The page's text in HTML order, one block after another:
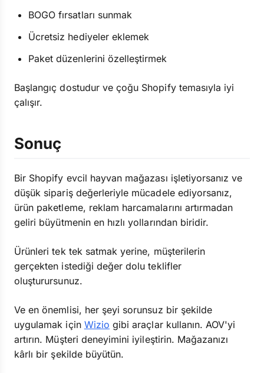
BOGO fırsatları sunmak
Ücretsiz hediyeler eklemek
Paket düzenlerini özelleştirmek
Başlangıç dostudur ve çoğu Shopify temasıyla iyi
çalışır.
Sonuç
Bir Shopify evcil hayvan mağazası işletiyorsanız ve
düşük sipariş değerleriyle mücadele ediyorsanız,
ürün paketleme, reklam harcamalarını artırmadan
geliri büyütmenin en hızlı yollarından biridir.
Ürünleri tek tek satmak yerine, müşterilerin
gerçekten istediği değer dolu teklifler
oluşturursunuz.
Ve en önemlisi, her şeyi sorunsuz bir şekilde
uygulamak için Wizio gibi araçlar kullanın. AOV'yi
artırın. Müşteri deneyimini iyileştirin. Mağazanızı
kârlı bir şekilde büyütün.